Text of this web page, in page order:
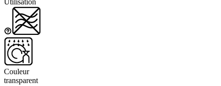
Utilisation
Couleur
transparent